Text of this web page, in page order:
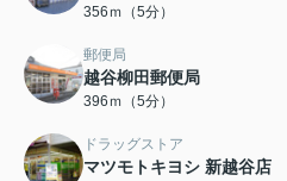
356ｍ（5分）
郵便局
越谷柳田郵便局
396ｍ（5分）
ドラッグストア
マツモトキヨシ 新越谷店